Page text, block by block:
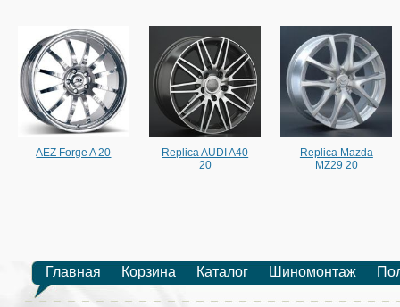
AEZ Forge A 20
Replica AUDI A40
20
Replica Mazda
MZ29 20
Главная Корзина Каталог Шиномонтаж